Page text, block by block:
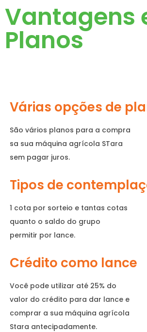
Vantagens
Planos
Várias opções de
São vários planos para a compra
sa sua máquina agrícola STara
sem pagar juros.
Tipos de
1 cota por sorteio e tantas cotas
quanto o saldo do grupo
permitir por lance.
Crédito como lance
Você pode utilizar até 25% do
valor do crédito para dar lance e
comprar a sua máquina agrícola
Stara antecipadamente.